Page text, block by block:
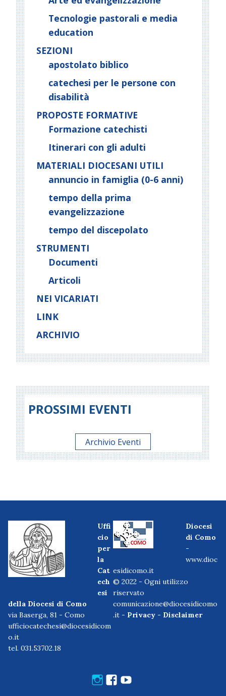
Tecnologie pastorali e media
education
SEZIONI
apostolato biblico
catechesi per le persone con
disabilità
PROPOSTE FORMATIVE
Formazione catechisti
Itinerari con gli adulti
MATERIALI DIOCESANI UTILI
annuncio in famiglia (0-6 anni)
tempo della prima
evangelizzazione
tempo del discepolato
STRUMENTI
Documenti
Articoli
NEI VICARIATI
LINK
ARCHIVIO
PROSSIMI EVENTI
Archivio Eventi
Uffi
cio
per
la
Cat
ech
esi
della Diocesi di Como
via Baserga, 81 - Como
ufficiocatechesi@diocesidicom
o.it
tel. 031.53702.18
Diocesi
di Como
-
www.dioc
esidicomo.it
© 2022 - Ogni utilizzo
riservato
comunicazione@diocesidicomo
.it - Privacy - Disclaimer
Instagram
Facebook
Youtube